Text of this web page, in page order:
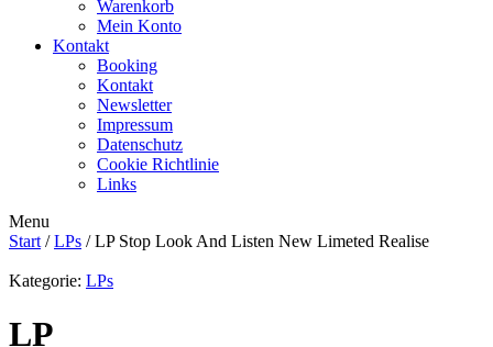
Warenkorb
Mein Konto
Kontakt
Booking
Kontakt
Newsletter
Impressum
Datenschutz
Cookie Richtlinie
Links
Menu
Start /LPs / LP Stop Look And Listen New Limeted Realise
Kategorie: LPs
LP